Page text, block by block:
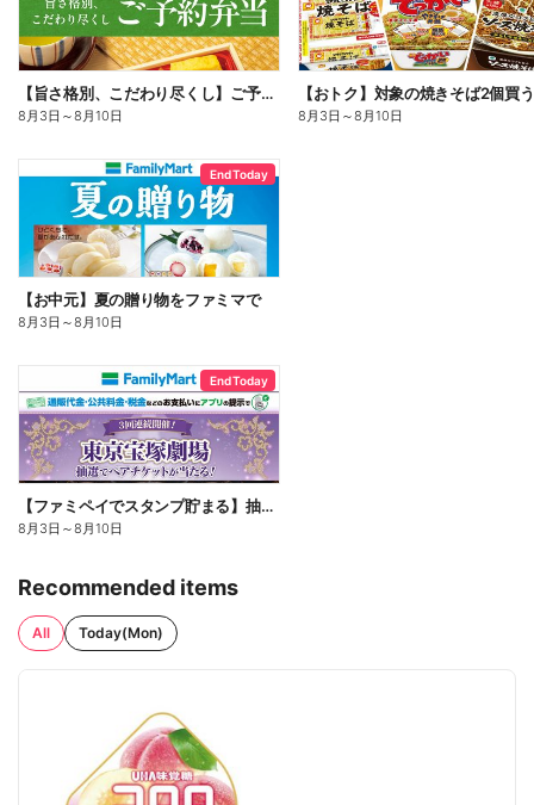
【旨さ格別、こだわり尽くし】ご予約弁当
8月3日 ～8月10日 8月3日 ～8月10日
End Today
【お中元】夏の贈り物をファミマで
8月3日 ～8月10日
End Today
【ファミペイでスタンプ貯まる】抽選でペアチケットが当たる!
8月3日 ～8月10日
Recommended items
All Today(Mon)